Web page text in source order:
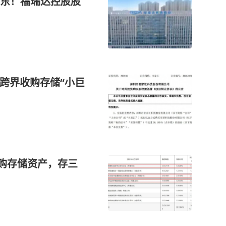
界收购存储“小巨
存储资产，存三